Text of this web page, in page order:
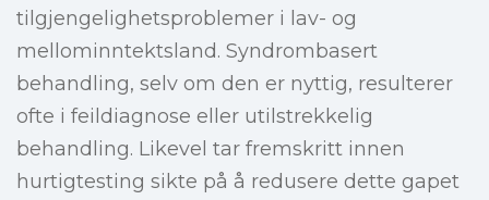
tilgjengelighetsproblemer i lav- og
mellominntektsland. Syndrombasert
behandling, selv om den er nyttig, resulterer
ofte i feildiagnose eller utilstrekkelig
behandling. Likevel tar fremskritt innen
hurtigtesting sikte på å redusere dette gapet